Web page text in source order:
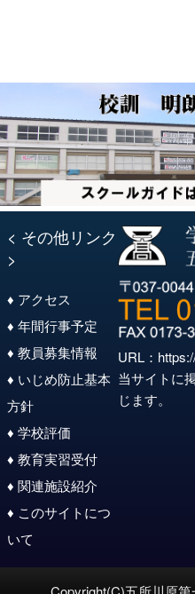
シ
ョ
ン
< その他リンク
>
♦ アクセス
♦ 年間行事予定
♦ 教員募集情報
♦ いじめ防止基本
方針
♦ 学校評価
♦ 教育実習受付
♦ 関連施設紹介
♦ このサイトにつ
いて
URL：
当サイトに
じます。